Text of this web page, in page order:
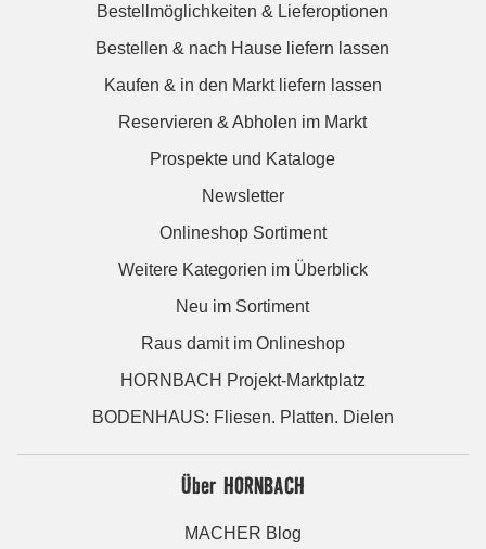
Bestellmöglichkeiten & Lieferoptionen
Bestellen & nach Hause liefern lassen
Kaufen & in den Markt liefern lassen
Reservieren & Abholen im Markt
Prospekte und Kataloge
Newsletter
Onlineshop Sortiment
Weitere Kategorien im Überblick
Neu im Sortiment
Raus damit im Onlineshop
HORNBACH Projekt-Marktplatz
BODENHAUS: Fliesen. Platten. Dielen
Über HORNBACH
MACHER Blog